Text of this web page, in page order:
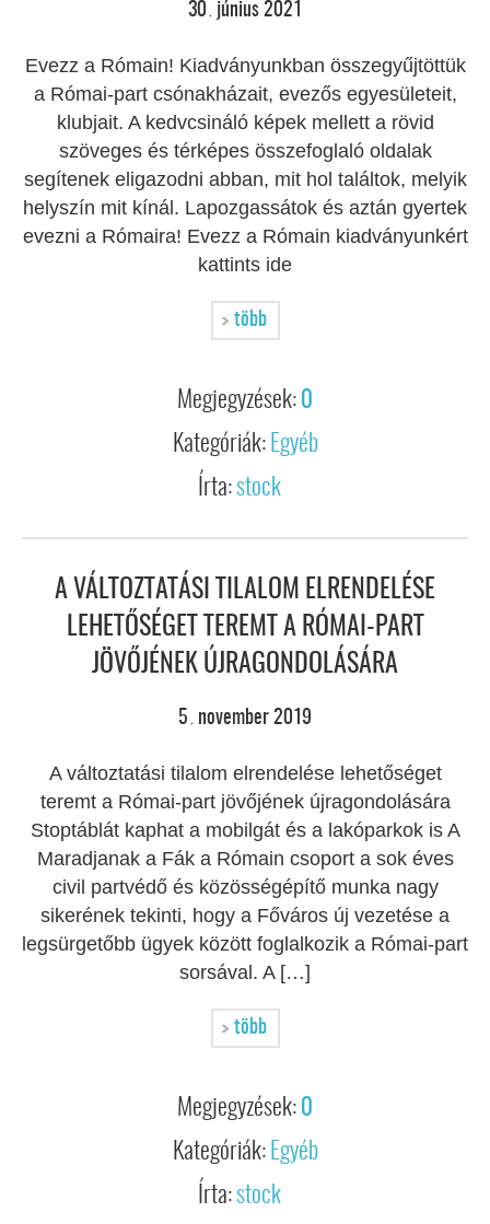
30 . június 2021
Evezz a Rómain! Kiadványunkban összegyűjtöttük
a Római-part csónakházait, evezős egyesületeit,
klubjait. A kedvcsináló képek mellett a rövid
szöveges és térképes összefoglaló oldalak
segítenek eligazodni abban, mit hol találtok, melyik
helyszín mit kínál. Lapozgassátok és aztán gyertek
evezni a Rómaira! Evezz a Rómain kiadványunkért
kattints ide
több
Megjegyzések: 0
Kategóriák: Egyéb
Írta:stock
A VÁLTOZTATÁSI TILALOM ELRENDELÉSE
LEHETŐSÉGET TEREMT A RÓMAI-PART
JÖVŐJÉNEK ÚJRAGONDOLÁSÁRA
5 . november 2019
A változtatási tilalom elrendelése lehetőséget
teremt a Római-part jövőjének újragondolására
Stoptáblát kaphat a mobilgát és a lakóparkok is A
Maradjanak a Fák a Rómain csoport a sok éves
civil partvédő és közösségépítő munka nagy
sikerének tekinti, hogy a Főváros új vezetése a
legsürgetőbb ügyek között foglalkozik a Római-part
sorsával. A […]
több
Megjegyzések: 0
Kategóriák: Egyéb
Írta:stock